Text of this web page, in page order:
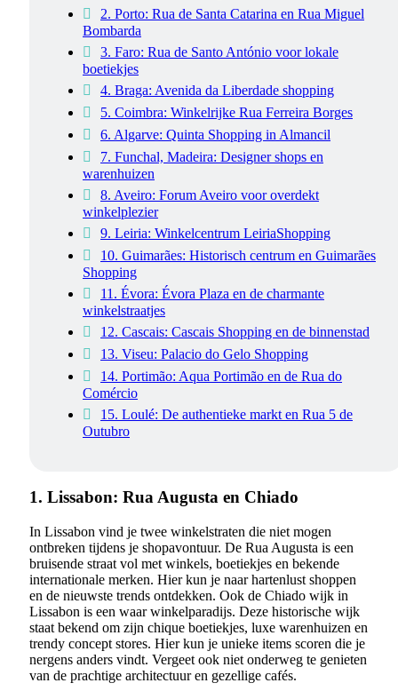
2. Porto: Rua de Santa Catarina en Rua Miguel
Bombarda
3. Faro: Rua de Santo António voor lokale
boetiekjes
4. Braga: Avenida da Liberdade shopping
5. Coimbra: Winkelrijke Rua Ferreira Borges
6. Algarve: Quinta Shopping in Almancil
7. Funchal, Madeira: Designer shops en
warenhuizen
8. Aveiro: Forum Aveiro voor overdekt
winkelplezier
9. Leiria: Winkelcentrum LeiriaShopping
10. Guimarães: Historisch centrum en Guimarães
Shopping
11. Évora: Évora Plaza en de charmante
winkelstraatjes
12. Cascais: Cascais Shopping en de binnenstad
13. Viseu: Palacio do Gelo Shopping
14. Portimão: Aqua Portimão en de Rua do
Comércio
15. Loulé: De authentieke markt en Rua 5 de
Outubro
1. Lissabon: Rua Augusta en Chiado
In Lissabon vind je twee winkelstraten die niet mogen
ontbreken tijdens je shopavontuur. De Rua Augusta is een
bruisende straat vol met winkels, boetiekjes en bekende
internationale merken. Hier kun je naar hartenlust shoppen
en de nieuwste trends ontdekken. Ook de Chiado wijk in
Lissabon is een waar winkelparadijs. Deze historische wijk
staat bekend om zijn chique boetiekjes, luxe warenhuizen en
trendy concept stores. Hier kun je unieke items scoren die je
nergens anders vindt. Vergeet ook niet onderweg te genieten
van de prachtige architectuur en gezellige cafés.